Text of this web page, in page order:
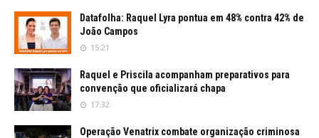
Datafolha: Raquel Lyra pontua em 48% contra 42% de
João Campos
15:21
Raquel e Priscila acompanham preparativos para
convenção que oficializará chapa
17:32
Operação Venatrix combate organização criminosa